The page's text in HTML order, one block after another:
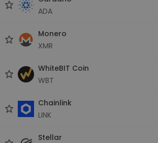
ADA
Monero
XMR
WhiteBIT Coin
WBT
Chainlink
LINK
Stellar